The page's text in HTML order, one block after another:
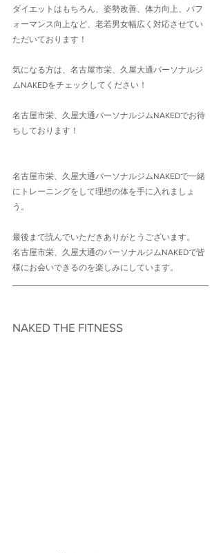
ダイエットはもちろん、姿勢改善、体力向上、パフ
ォーマンス向上など、老若男女幅広く対応させてい
ただいております！
気になる方は、名古屋市栄、久屋大通パーソナルジ
ムNAKEDをチェックしてください！
名古屋市栄、久屋大通パーソナルジムNAKEDでお待
ちしております！
名古屋市栄、久屋大通パーソナルジムNAKEDで一緒
にトレーニングをして理想の体を手に入れましょ
う。
最後まで読んでいただきありがとうございます。
名古屋市栄、久屋大通のパーソナルジムNAKEDで皆
様にお会いできるのを楽しみにしています。
NAKED THE FITNESS